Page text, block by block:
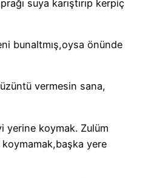
suya karıştırıp kerpiç
bunaltmış,oysa önünde
vermesin sana,
yerine koymak. Zulüm
yere